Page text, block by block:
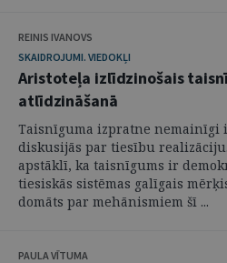
REINIS IVANOVS
SKAIDROJUMI. VIEDOKĻI
Aristoteļa izlīdzinošais
atlīdzināšanā
Taisnīguma izpratne nemainīgi
diskusijās par tiesību
apstāklī, ka taisnīgums ir
tiesiskās sistēmas galīgais
domāts par mehānismiem šī ...
PAULA VĪTUMA